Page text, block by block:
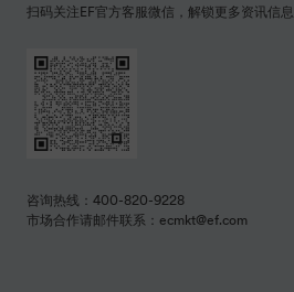
扫码关注EF官方客服微信，解锁更多资讯信息
咨询热线：400-820-9228
市场合作请邮件联系：ecmkt@ef.com